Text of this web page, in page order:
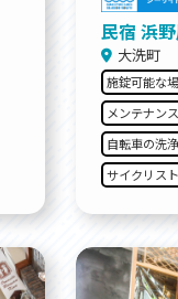
進
レンタサイク
サイクルサポ
サポートライ
自転車修理施
大洗・ひた
推進協議会
民宿 浜
大洗町
施錠可能な
メンテナン
自転車の洗
サイクリス